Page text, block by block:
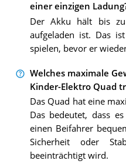
einer einzigen
Der Akku hält bis
aufgeladen ist. Das
spielen, bevor er
Welches maximale
Kinder-Elektro Quad
Das Quad hat eine
Das bedeutet, dass
einen Beifahrer
Sicherheit oder
beeinträchtigt wird.